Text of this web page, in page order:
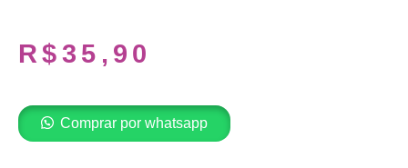
R$35,90
Comprar por whatsapp